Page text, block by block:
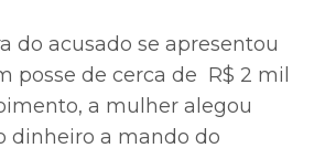
do acusado se apresentou
posse de cerca de R$ 2 mil
a mulher alegou
dinheiro a mando do